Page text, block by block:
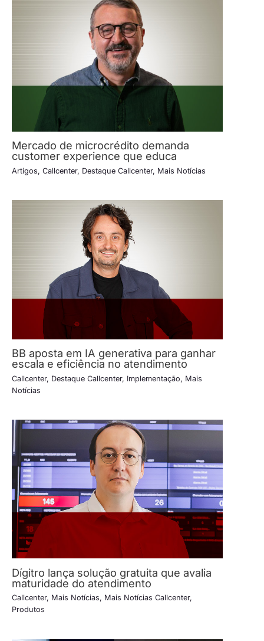
Mercado de microcrédito demanda
customer experience que educa
Artigos, Callcenter, Destaque Callcenter, Mais Notícias
BB aposta em IA generativa para ganhar
escala e eficiência no atendimento
Callcenter, Destaque Callcenter, Implementação, Mais
Notícias
Dígitro lança solução gratuita que avalia
maturidade do atendimento
Callcenter, Mais Notícias, Mais Notícias Callcenter,
Produtos